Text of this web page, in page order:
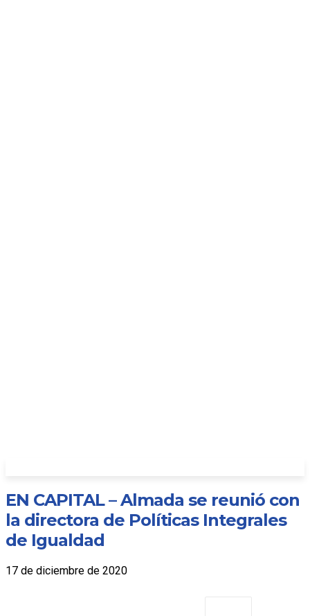
EN CAPITAL – Almada se reunió con
la directora de Políticas Integrales
de Igualdad
17 de diciembre de 2020